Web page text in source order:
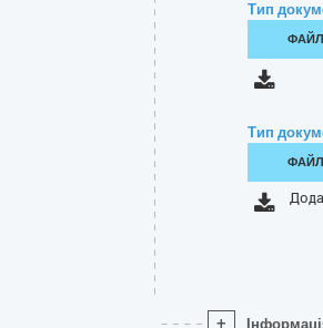
Тип
ФАЙЛ
Тип
ФАЙЛ
+